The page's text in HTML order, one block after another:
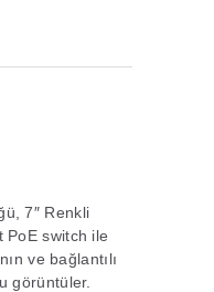
7″ Renkli
PoE switch ile
ve bağlantılı
görüntüler.